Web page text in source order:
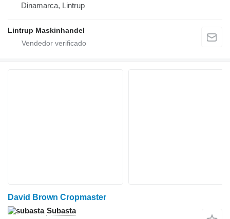
Dinamarca, Lintrup
Lintrup Maskinhandel
David Brown Cropmaster
Subasta